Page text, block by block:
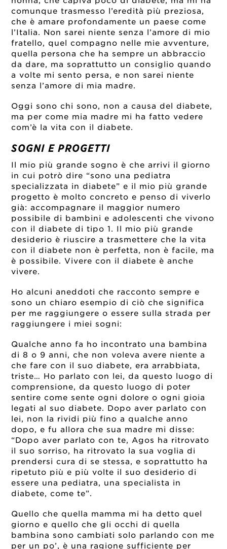
comunque trasmesso l’eredità più preziosa,
che è amare profondamente un paese come
l’Italia. Non sarei niente senza l’amore di mio
fratello, quel compagno nelle mie avventure,
quella persona che ha sempre un abbraccio
da dare, ma soprattutto un consiglio quando
a volte mi sento persa, e non sarei niente
senza l’amore di mia madre.
Oggi sono chi sono, non a causa del diabete,
ma per come mia madre mi ha fatto vedere
com’è la vita con il diabete.
SOGNI E PROGETTI
Il mio più grande sogno è che arrivi il giorno
in cui potrò dire “sono una pediatra
specializzata in diabete” e il mio più grande
progetto è molto concreto e penso di viverlo
già: accompagnare il maggior numero
possibile di bambini e adolescenti che vivono
con il diabete di tipo 1. Il mio più grande
desiderio è riuscire a trasmettere che la vita
con il diabete non è perfetta, non è facile, ma
è possibile. Vivere con il diabete è anche
vivere.
Ho alcuni aneddoti che racconto sempre e
sono un chiaro esempio di ciò che significa
per me raggiungere o essere sulla strada per
raggiungere i miei sogni:
Qualche anno fa ho incontrato una bambina
di 8 o 9 anni, che non voleva avere niente a
che fare con il suo diabete, era arrabbiata,
triste… Ho parlato con lei, da questo luogo di
comprensione, da questo luogo di poter
sentire come sente ogni dolore o ogni gioia
legati al suo diabete. Dopo aver parlato con
lei, non la rividi più fino a qualche anno
dopo, e fu allora che sua madre mi disse:
“Dopo aver parlato con te, Agos ha ritrovato
il suo sorriso, ha ritrovato la sua voglia di
prendersi cura di se stessa, e soprattutto ha
ripetuto più e più volte il suo desiderio di
essere una pediatra, una specialista in
diabete, come te”.
Quello che quella mamma mi ha detto quel
giorno e quello che gli occhi di quella
bambina sono cambiati solo parlando con me
per un po’, è una ragione sufficiente per